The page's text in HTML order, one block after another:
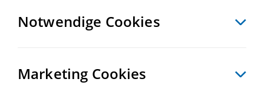
Notwendige Cookies
Marketing Cookies